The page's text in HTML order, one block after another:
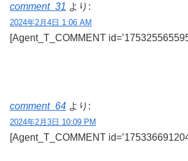
comment_31 より:
2024年2月4日 1:06 AM
[Agent_T_COMMENT
comment_64 より:
2024年2月3日 10:09 PM
[Agent_T_COMMENT